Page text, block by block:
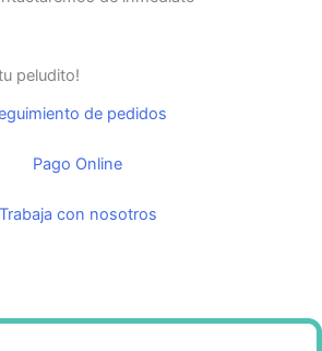
peludito!
de pedidos
Pago Online
Trabaja con nosotros